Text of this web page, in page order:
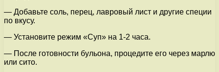
— Добавьте соль, перец, лавровый лист и другие специи
по вкусу.
— Установите режим «Суп» на 1-2 часа.
— После готовности бульона, процедите его через марлю
или сито.